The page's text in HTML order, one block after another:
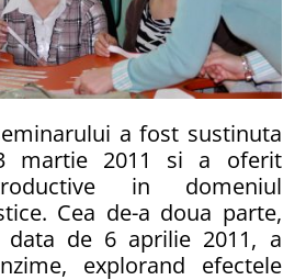
a fost sustinuta
martie 2011 si a oferit
in domeniul
Cea de-a doua parte,
data de 6 aprilie 2011, a
explorand efectele